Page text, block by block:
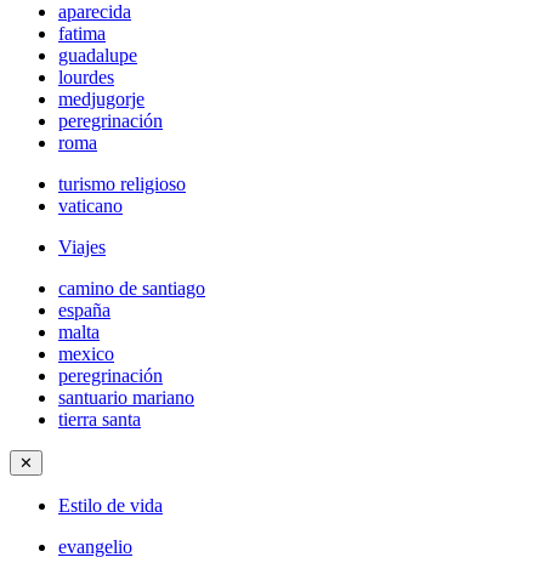
aparecida
fatima
guadalupe
lourdes
medjugorje
peregrinación
roma
turismo religioso
vaticano
Viajes
camino de santiago
españa
malta
mexico
peregrinación
santuario mariano
tierra santa
✕
Estilo de vida
evangelio